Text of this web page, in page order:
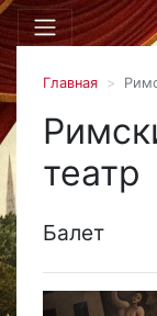
Главная
театр
Балет